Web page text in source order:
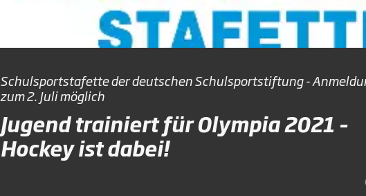
Schulsportstafette der deutschen Schulsportstiftung -
zum 2. Juli möglich
Jugend trainiert für Olympia 2021 –
Hockey ist dabei!